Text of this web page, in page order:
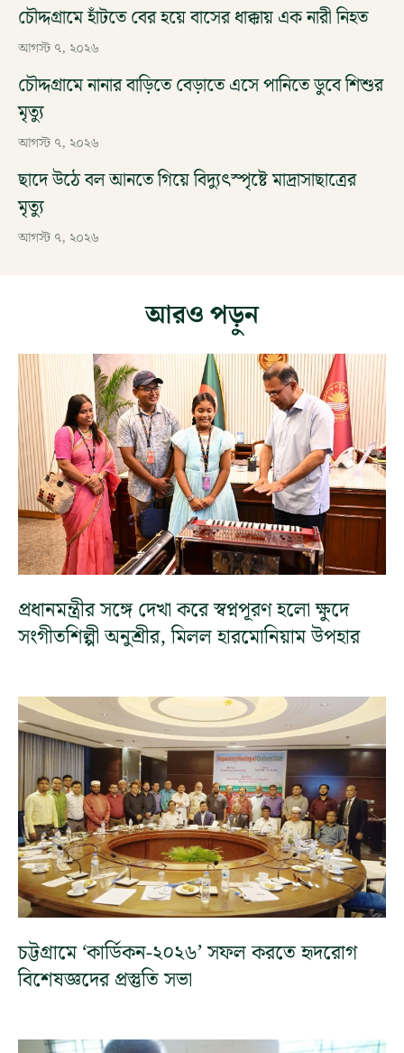
চৌদ্দগ্রামে হাঁটতে বের হয়ে বাসের ধাক্কায় এক নারী নিহত
আগস্ট ৭, ২০২৬
চৌদ্দগ্রামে নানার বাড়িতে বেড়াতে এসে পানিতে ডুবে শিশুর
মৃত্যু
আগস্ট ৭, ২০২৬
ছাদে উঠে বল আনতে গিয়ে বিদ্যুৎস্পৃষ্টে মাদ্রাসাছাত্রের
মৃত্যু
আগস্ট ৭, ২০২৬
আরও পড়ুন
প্রধানমন্ত্রীর সঙ্গে দেখা করে স্বপ্নপূরণ হলো ক্ষুদে
সংগীতশিল্পী অনুশ্রীর, মিলল হারমোনিয়াম উপহার
চট্টগ্রামে ‘কার্ডিকন-২০২৬’ সফল করতে হৃদরোগ
বিশেষজ্ঞদের প্রস্তুতি সভা